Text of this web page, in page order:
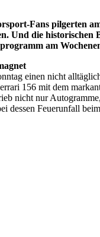
Fans pilgerten
Und die
am
einen nicht
156 mit dem
nicht nur
dessen Feuerunfall